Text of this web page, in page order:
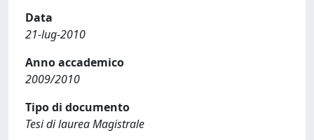
Data
21-lug-2010
Anno accademico
2009/2010
Tipo di documento
Tesi di laurea Magistrale